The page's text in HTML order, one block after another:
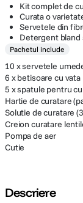
Kit complet de
Curata o
Servetele din
Detergent bland
Pachetul include
10 x servetele
6 x betisoare cu vata
5 x spatule pentru
Hartie de curatare
Solutie de curatare
Creion curatare
Pompa de aer
Cutie
Descriere